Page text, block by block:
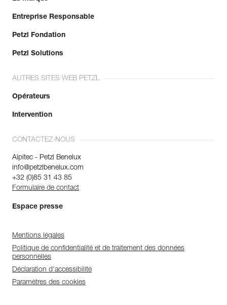
Entreprise Responsable
Petzl Fondation
Petzl Solutions
AUTRES SITES WEB PETZL
Opérateurs
Intervention
CONTACTEZ-NOUS
Alpitec - Petzl Benelux
info@petzlbenelux.com
+32 (0)85 31 43 85
Formulaire de contact
Espace presse
Mentions légales
Politique de confidentialité et de traitement des données
personnelles
Déclaration d'accessibilité
Paramètres des cookies